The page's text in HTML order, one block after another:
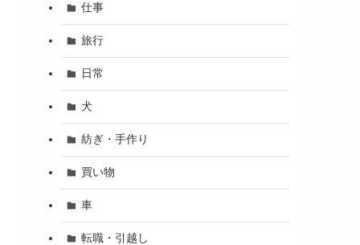
仕事
旅行
日常
犬
紡ぎ・手作り
買い物
車
転職・引越し